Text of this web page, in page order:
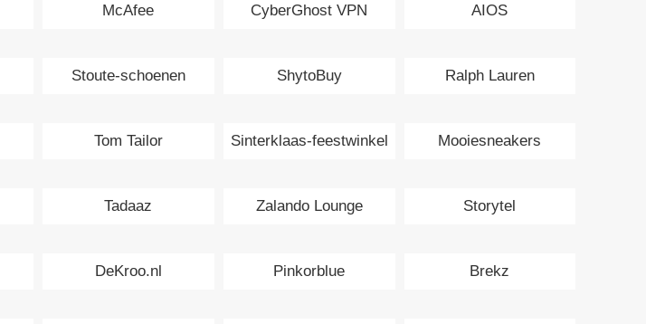
McAfee CyberGhost VPN AIOS
Stoute-schoenen ShytoBuy Ralph Lauren
Tom Tailor Sinterklaas-feestwinkel Mooiesneakers
Tadaaz Zalando Lounge Storytel
DeKroo.nl Pinkorblue Brekz